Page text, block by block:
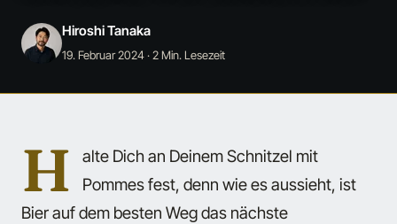
Hiroshi Tanaka
19. Februar 2024· 2 Min. Lesezeit
H
alte Dich an Deinem Schnitzel mit
Pommes fest, denn wie es aussieht, ist
Bier auf dem besten Weg das nächste